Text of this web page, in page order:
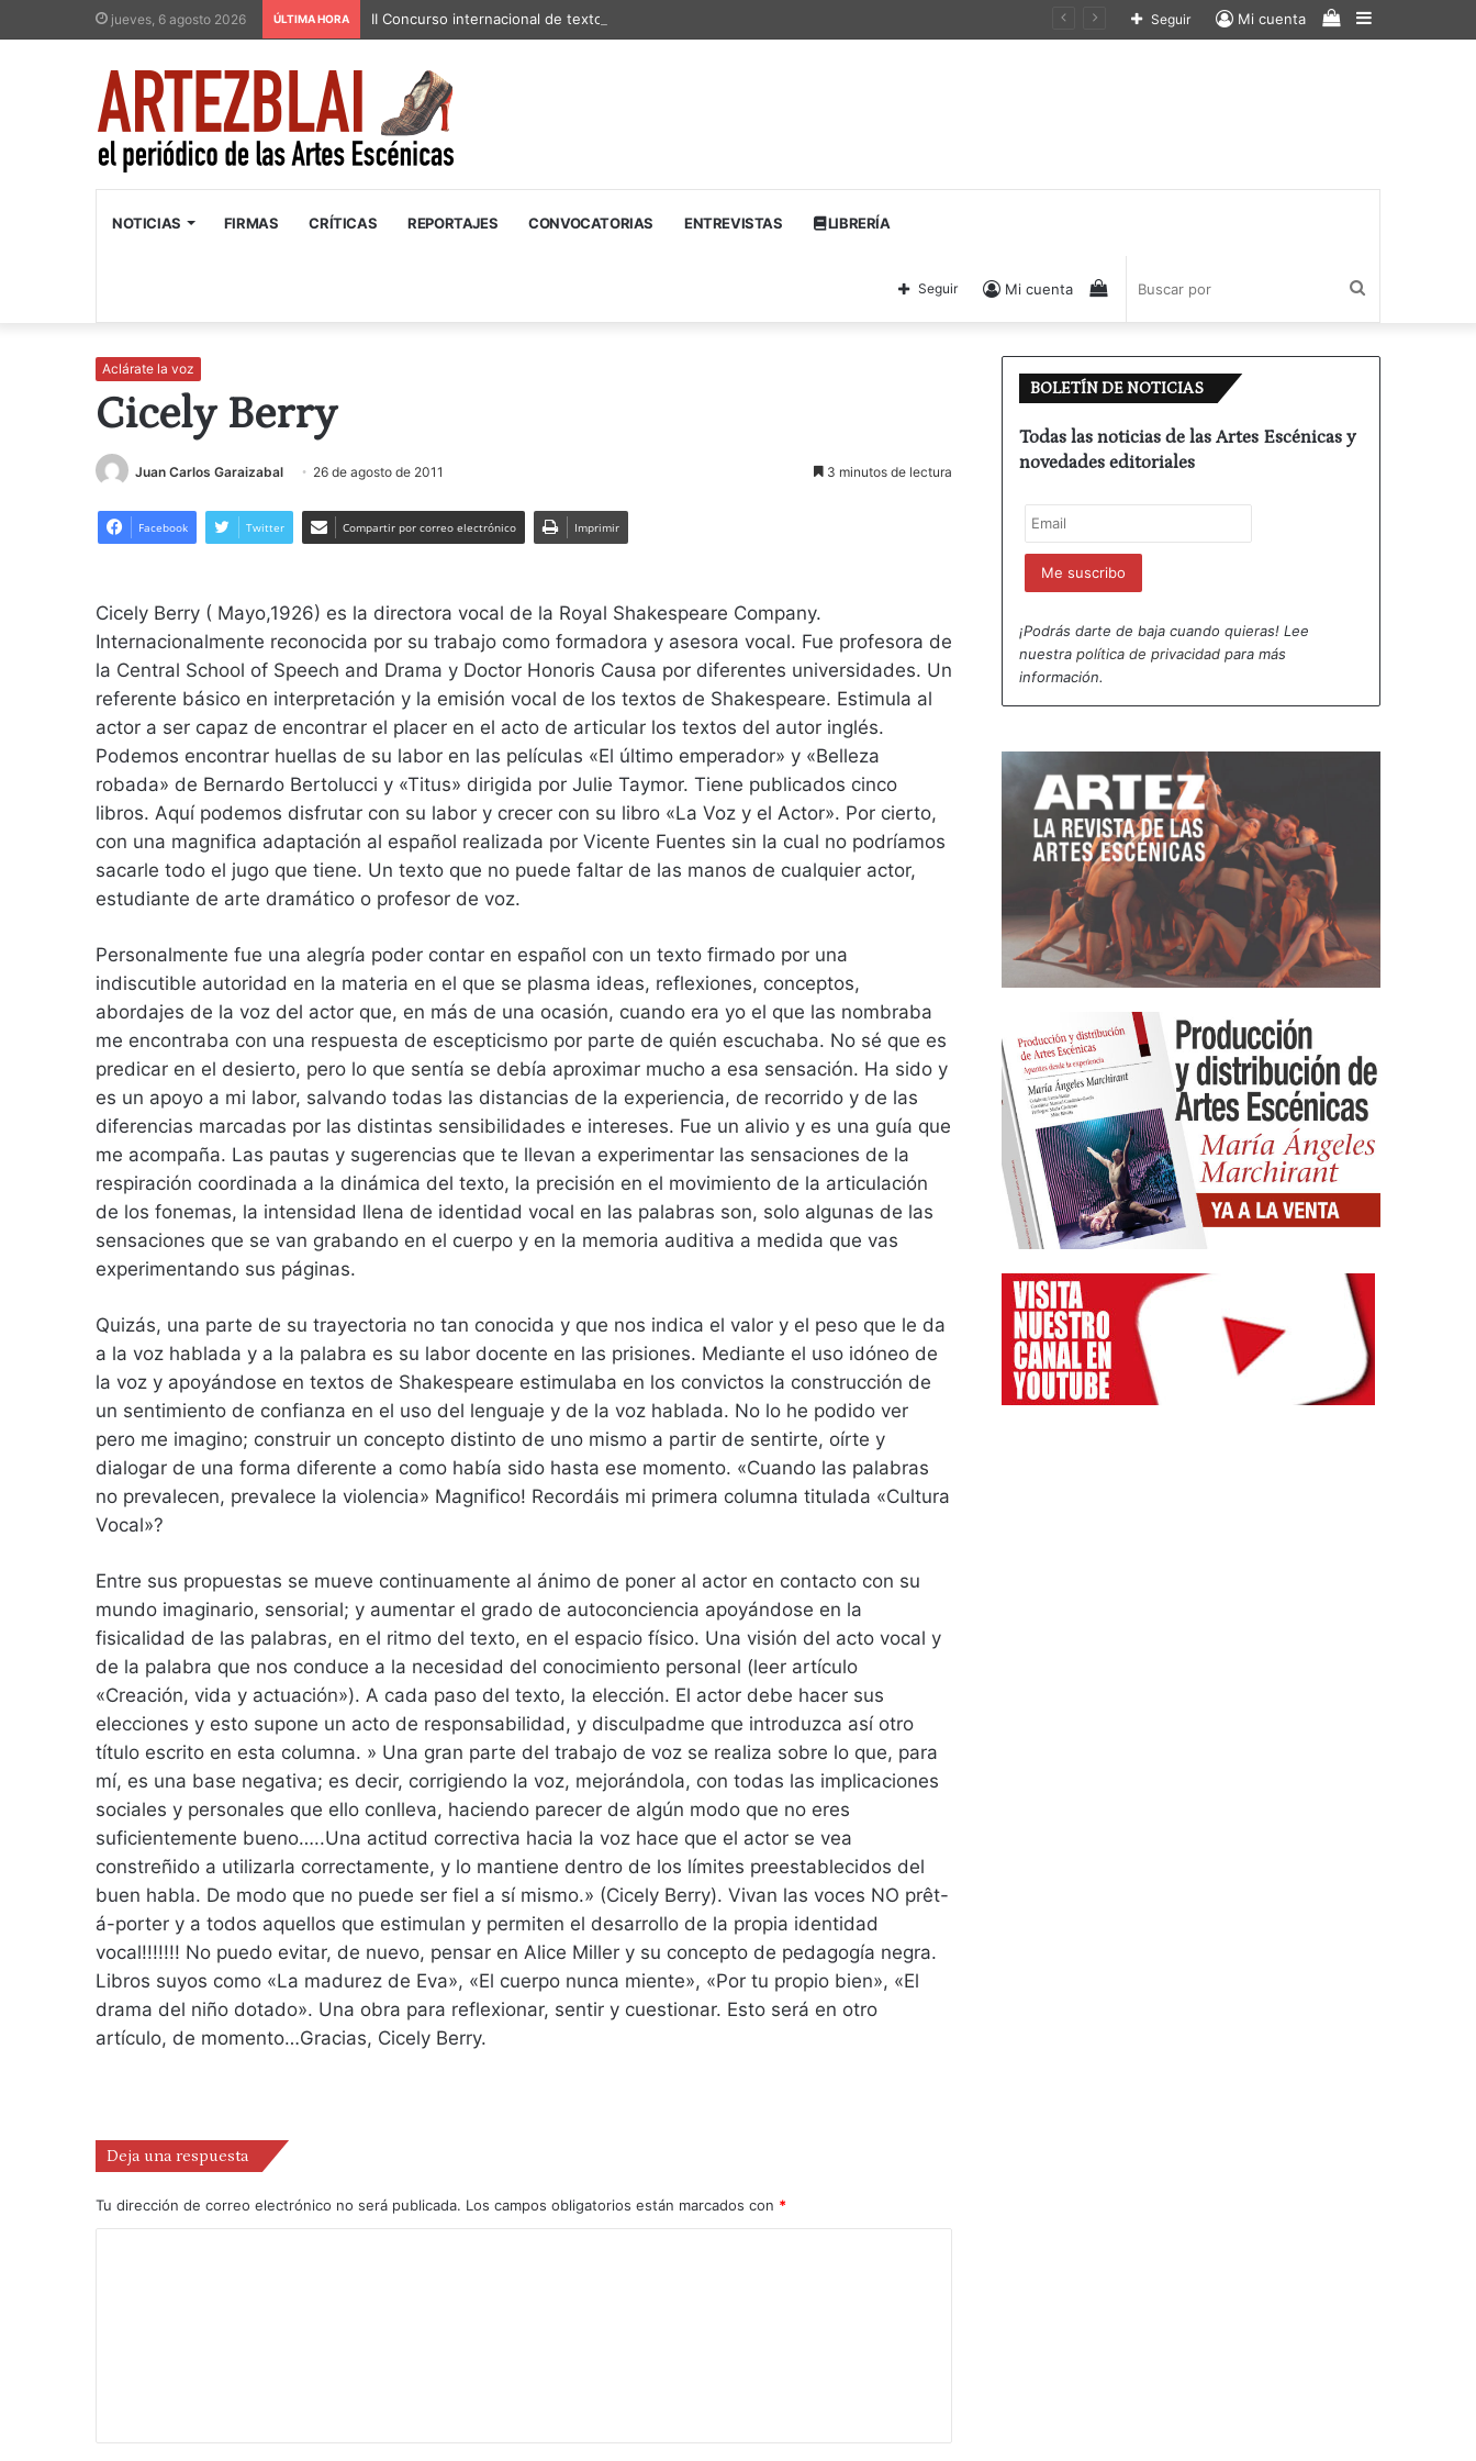
jueves, 6 agosto 2026 ÚLTIMA HORA II Concurso internacional de textos teatrales
Barra
Ver
Mi cuenta
Seguir
NOTICIAS FIRMAS CRÍTICAS REPORTAJES CONVOCATORIAS ENTREVISTAS LIBRERÍA
por
Ver
carrito
Mi cuenta
Seguir
Aclárate la voz
Cicely Berry
Juan Carlos Garaizabal 26 de agosto de 2011 3 minutos de lectura
Facebook Twitter Compartir por correo electrónico Imprimir
Cicely Berry ( Mayo,1926) es la directora vocal de la Royal Shakespeare Company.
Internacionalmente reconocida por su trabajo como formadora y asesora vocal. Fue profesora de
la Central School of Speech and Drama y Doctor Honoris Causa por diferentes universidades. Un
referente básico en interpretación y la emisión vocal de los textos de Shakespeare. Estimula al
actor a ser capaz de encontrar el placer en el acto de articular los textos del autor inglés.
Podemos encontrar huellas de su labor en las películas «El último emperador» y «Belleza
robada» de Bernardo Bertolucci y «Titus» dirigida por Julie Taymor. Tiene publicados cinco
libros. Aquí podemos disfrutar con su labor y crecer con su libro «La Voz y el Actor». Por cierto,
con una magnifica adaptación al español realizada por Vicente Fuentes sin la cual no podríamos
sacarle todo el jugo que tiene. Un texto que no puede faltar de las manos de cualquier actor,
estudiante de arte dramático o profesor de voz.
Personalmente fue una alegría poder contar en español con un texto firmado por una
indiscutible autoridad en la materia en el que se plasma ideas, reflexiones, conceptos,
abordajes de la voz del actor que, en más de una ocasión, cuando era yo el que las nombraba
me encontraba con una respuesta de escepticismo por parte de quién escuchaba. No sé que es
predicar en el desierto, pero lo que sentía se debía aproximar mucho a esa sensación. Ha sido y
es un apoyo a mi labor, salvando todas las distancias de la experiencia, de recorrido y de las
diferencias marcadas por las distintas sensibilidades e intereses. Fue un alivio y es una guía que
me acompaña. Las pautas y sugerencias que te llevan a experimentar las sensaciones de la
respiración coordinada a la dinámica del texto, la precisión en el movimiento de la articulación
de los fonemas, la intensidad llena de identidad vocal en las palabras son, solo algunas de las
sensaciones que se van grabando en el cuerpo y en la memoria auditiva a medida que vas
experimentando sus páginas.
Quizás, una parte de su trayectoria no tan conocida y que nos indica el valor y el peso que le da
a la voz hablada y a la palabra es su labor docente en las prisiones. Mediante el uso idóneo de
la voz y apoyándose en textos de Shakespeare estimulaba en los convictos la construcción de
un sentimiento de confianza en el uso del lenguaje y de la voz hablada. No lo he podido ver
pero me imagino; construir un concepto distinto de uno mismo a partir de sentirte, oírte y
dialogar de una forma diferente a como había sido hasta ese momento. «Cuando las palabras
no prevalecen, prevalece la violencia» Magnifico! Recordáis mi primera columna titulada «Cultura
Vocal»?
Entre sus propuestas se mueve continuamente al ánimo de poner al actor en contacto con su
mundo imaginario, sensorial; y aumentar el grado de autoconciencia apoyándose en la
fisicalidad de las palabras, en el ritmo del texto, en el espacio físico. Una visión del acto vocal y
de la palabra que nos conduce a la necesidad del conocimiento personal (leer artículo
«Creación, vida y actuación»). A cada paso del texto, la elección. El actor debe hacer sus
elecciones y esto supone un acto de responsabilidad, y disculpadme que introduzca así otro
título escrito en esta columna. » Una gran parte del trabajo de voz se realiza sobre lo que, para
mí, es una base negativa; es decir, corrigiendo la voz, mejorándola, con todas las implicaciones
sociales y personales que ello conlleva, haciendo parecer de algún modo que no eres
suficientemente bueno…..Una actitud correctiva hacia la voz hace que el actor se vea
constreñido a utilizarla correctamente, y lo mantiene dentro de los límites preestablecidos del
buen habla. De modo que no puede ser fiel a sí mismo.» (Cicely Berry). Vivan las voces NO prêt-
á-porter y a todos aquellos que estimulan y permiten el desarrollo de la propia identidad
vocal!!!!!!! No puedo evitar, de nuevo, pensar en Alice Miller y su concepto de pedagogía negra.
Libros suyos como «La madurez de Eva», «El cuerpo nunca miente», «Por tu propio bien», «El
drama del niño dotado». Una obra para reflexionar, sentir y cuestionar. Esto será en otro
artículo, de momento…Gracias, Cicely Berry.
Deja una respuesta
Tu dirección de correo electrónico no será publicada. Los campos obligatorios están marcados con *
BOLETÍN DE NOTICIAS
Todas las noticias de las Artes Escénicas y
novedades editoriales
¡Podrás darte de baja cuando quieras! Lee
nuestrapolítica de privacidad para más
información.